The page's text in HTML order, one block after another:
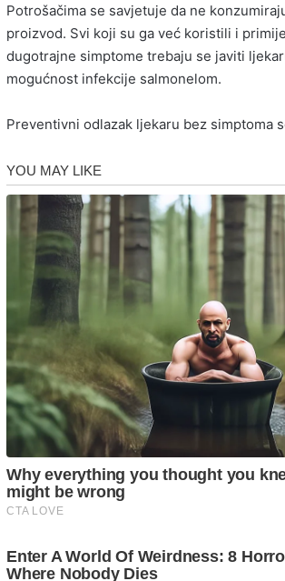
Potrošačima se savjetuje da ne
proizvod. Svi koji su ga već koristili i
dugotrajne simptome trebaju se javiti
mogućnost infekcije salmonelom.
Preventivni odlazak ljekaru bez simptoma